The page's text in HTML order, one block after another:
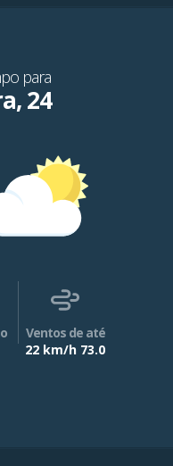
para
24
Ventos de até
22 km/h 73.0